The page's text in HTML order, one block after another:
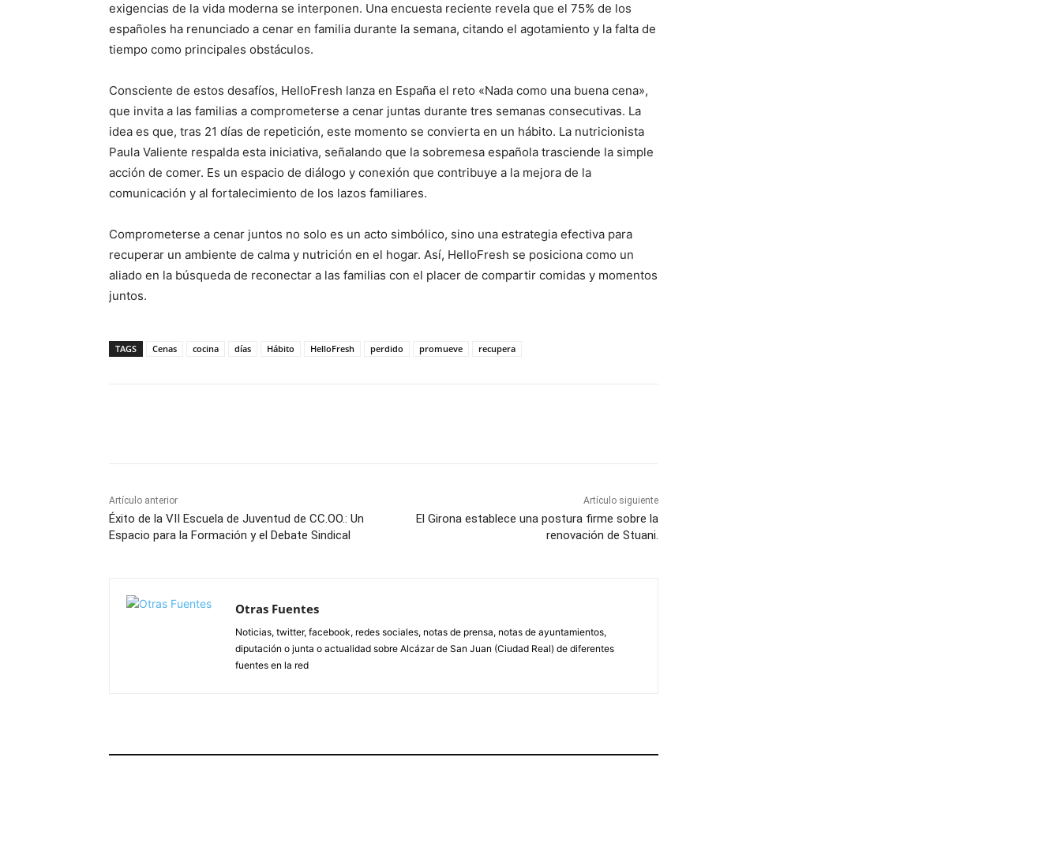
exigencias de la vida moderna se interponen. Una encuesta reciente revela que el 75% de los
españoles ha renunciado a cenar en familia durante la semana, citando el agotamiento y la falta de
tiempo como principales obstáculos.
Consciente de estos desafíos, HelloFresh lanza en España el reto «Nada como una buena cena»,
que invita a las familias a comprometerse a cenar juntas durante tres semanas consecutivas. La
idea es que, tras 21 días de repetición, este momento se convierta en un hábito. La nutricionista
Paula Valiente respalda esta iniciativa, señalando que la sobremesa española trasciende la simple
acción de comer. Es un espacio de diálogo y conexión que contribuye a la mejora de la
comunicación y al fortalecimiento de los lazos familiares.
Comprometerse a cenar juntos no solo es un acto simbólico, sino una estrategia efectiva para
recuperar un ambiente de calma y nutrición en el hogar. Así, HelloFresh se posiciona como un
aliado en la búsqueda de reconectar a las familias con el placer de compartir comidas y momentos
juntos.
TAGS Cenas cocina días Hábito HelloFresh perdido promueve recupera
Artículo anterior
Éxito de la VII Escuela de Juventud de CC.OO.: Un
Espacio para la Formación y el Debate Sindical
Artículo siguiente
El Girona establece una postura firme sobre la
renovación de Stuani.
Otras Fuentes
Noticias, twitter, facebook, redes sociales, notas de prensa, notas de ayuntamientos,
diputación o junta o actualidad sobre Alcázar de San Juan (Ciudad Real) de diferentes
fuentes en la red